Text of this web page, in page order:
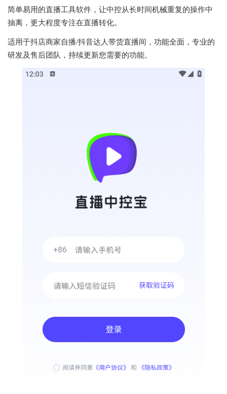
简单易用的直播工具软件，让中控从长时间机械重复的操作中
抽离，更大程度专注在直播转化。
适用于抖店商家自播/抖音达人带货直播间，功能全面，专业的
研发及售后团队，持续更新您需要的功能。